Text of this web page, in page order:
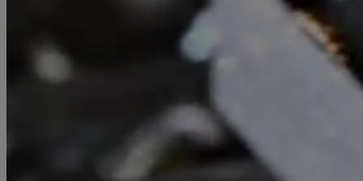
Unsere Einsatzgebiete erstrecken sich über den
Maschinen- und Sondermaschinenbau, die
Automatisierungstechnik sowie den Fahrzeugbau –
dabei verarbeiten wir unterschiedlichste